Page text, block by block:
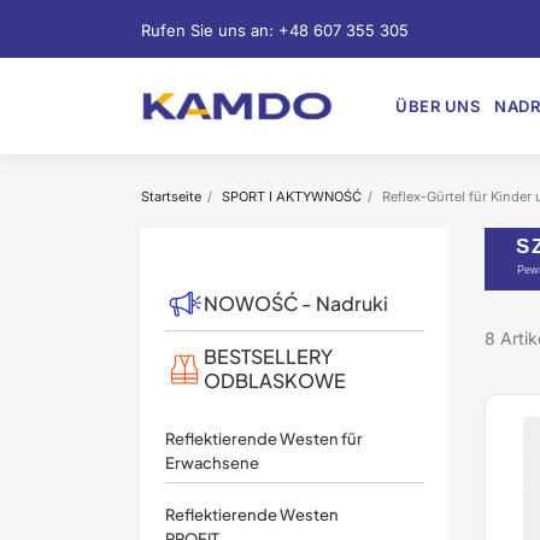
Rufen Sie uns an: +48 607 355 305
ÜBER UNS
Startseite SPORT I AKTYWNOŚĆ Reflex-Gürtel für Kinder
NOWOŚĆ - Nadruki
BESTSELLERY
ODBLASKOWE
Reflektierende Westen für
Erwachsene
Reflektierende Westen
8